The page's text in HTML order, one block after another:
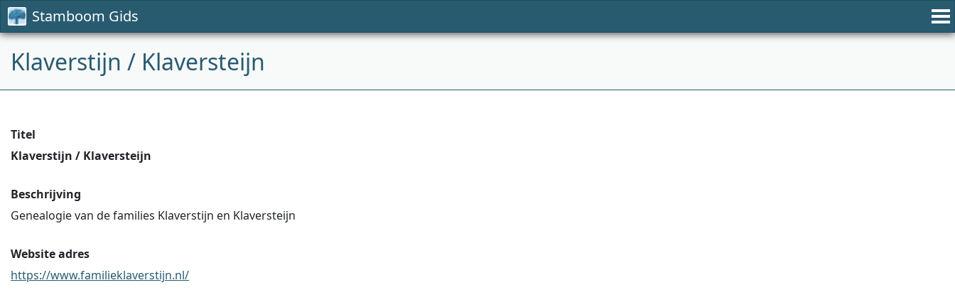
Stamboom Gids
Klaverstijn / Klaversteijn
Titel
Klaverstijn / Klaversteijn
Beschrijving
Genealogie van de families Klaverstijn en Klaversteijn
Website adres
https://www.familieklaverstijn.nl/